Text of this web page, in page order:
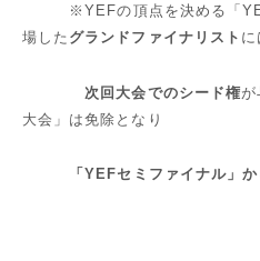
※YEFの頂点を決める「YEF
場した グランドファイナリスト に
次回大会でのシード権
大会」は免除となり
「YEFセミファイナル」か